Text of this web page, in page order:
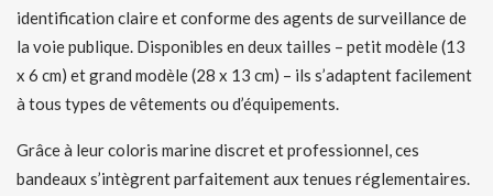
identification claire et conforme des agents de surveillance de
la voie publique. Disponibles en deux tailles – petit modèle (13
x 6 cm) et grand modèle (28 x 13 cm) – ils s’adaptent facilement
à tous types de vêtements ou d’équipements.
Grâce à leur coloris marine discret et professionnel, ces
bandeaux s’intègrent parfaitement aux tenues réglementaires.